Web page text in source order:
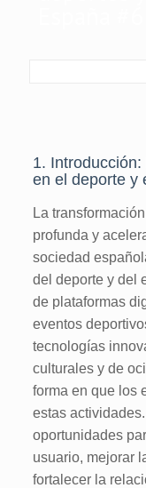
1.
en el deporte y
La
profunda y
sociedad
del deporte y del
de plataformas
eventos
tecnologías
culturales y de
forma en que los
estas
oportunidades
usuario, mejorar
fortalecer la